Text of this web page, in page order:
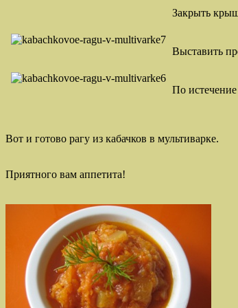
Закрыть
Выставить
По
Вот и готово рагу из кабачков в мультиварке.
Приятного вам аппетита!